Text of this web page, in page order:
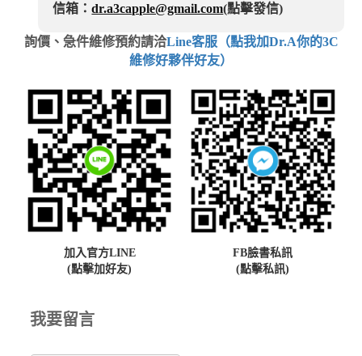
信箱：dr.a3capple@gmail.com(點擊發信)
詢價、急件維修預約請洽Line客服（點我加Dr.A你的3C
維修好夥伴好友）
加入官方LINE
(點擊加好友)
FB臉書私訊
(點擊私訊)
我要留言